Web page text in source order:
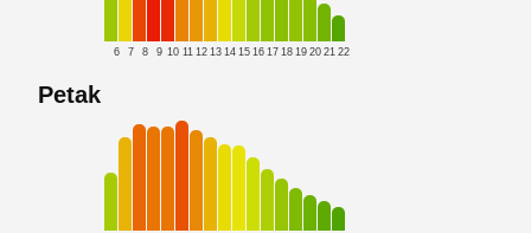
6 7 8 9 10 11 12 13 14 15 16 17 18 19 20 21 22
Petak